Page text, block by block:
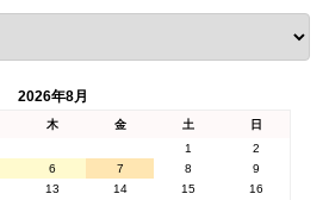
2026年8月
木 金 土
日
1
2
6 7 8
9
13 14 15
16